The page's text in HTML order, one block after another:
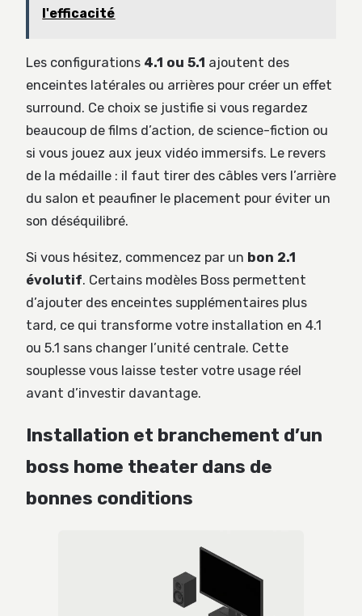
l'efficacité
Les configurations 4.1 ou 5.1 ajoutent des
enceintes latérales ou arrières pour créer un effet
surround. Ce choix se justifie si vous regardez
beaucoup de films d’action, de science-fiction ou
si vous jouez aux jeux vidéo immersifs. Le revers
de la médaille : il faut tirer des câbles vers l’arrière
du salon et peaufiner le placement pour éviter un
son déséquilibré.
Si vous hésitez, commencez par un bon 2.1
évolutif. Certains modèles Boss permettent
d’ajouter des enceintes supplémentaires plus
tard, ce qui transforme votre installation en 4.1
ou 5.1 sans changer l’unité centrale. Cette
souplesse vous laisse tester votre usage réel
avant d’investir davantage.
Installation et branchement d’un
boss home theater dans de
bonnes conditions